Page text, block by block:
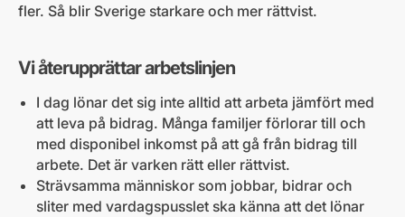
fler. Så blir Sverige starkare och mer rättvist.
Vi återupprättar arbetslinjen
I dag lönar det sig inte alltid att arbeta jämfört med
att leva på bidrag. Många familjer förlorar till och
med disponibel inkomst på att gå från bidrag till
arbete. Det är varken rätt eller rättvist.
Strävsamma människor som jobbar, bidrar och
sliter med vardagspusslet ska känna att det lönar